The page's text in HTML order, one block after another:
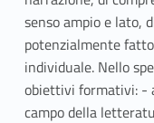
senso ampio e lato,
potenzialmente
individuale. Nello
obiettivi formativi: -
campo della